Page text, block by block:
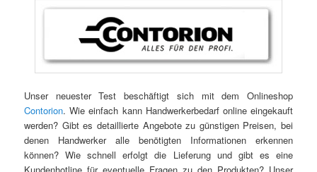
Unser neuester Test beschäftigt sich mit dem Onlineshop
Contorion. Wie einfach kann Handwerkerbedarf online eingekauft
werden? Gibt es detaillierte Angebote zu günstigen Preisen, bei
denen Handwerker alle benötigten Informationen erkennen
können? Wie schnell erfolgt die Lieferung und gibt es eine